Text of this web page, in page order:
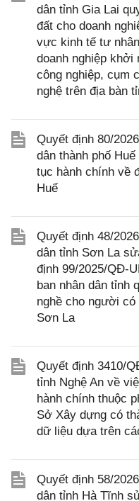
dân tỉnh Gia Lai
đất cho doanh
vực kinh tế tư
doanh nghiệp khởi
công nghiệp, cụm
nghệ trên địa bàn
Quyết định 80/
dân thành phố
tục hành chính về
Huế
Quyết định 48/
dân tỉnh Sơn La
định 99/2025/QĐ-
ban nhân dân tỉnh
nghề cho người
Sơn La
Quyết định 3410/
tỉnh Nghệ An về
hành chính thuộc
Sở Xây dựng có
dữ liệu dựa trên
Quyết định 58/
dân tỉnh Hà Tĩnh